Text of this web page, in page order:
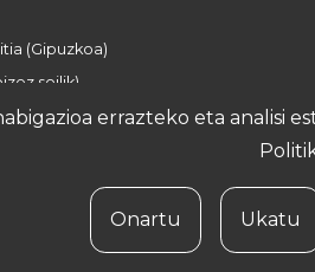
(Gipuzkoa)
soilik)
errazteko eta analisi
Onartu Ukatu